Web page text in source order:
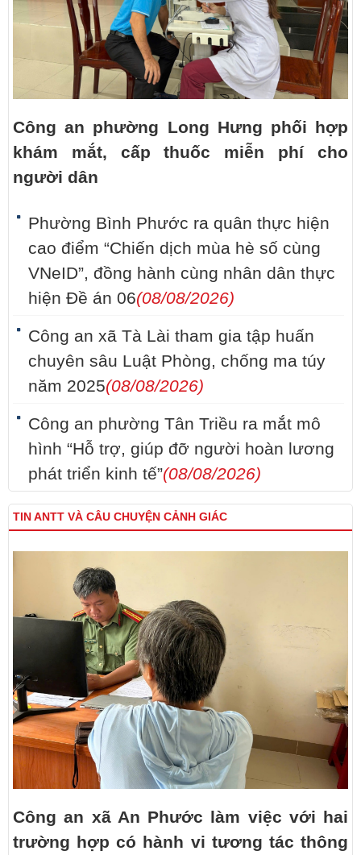
Công an phường Long Hưng phối hợp
khám mắt, cấp thuốc miễn phí cho
người dân
Phường Bình Phước ra quân thực hiện
cao điểm “Chiến dịch mùa hè số cùng
VNeID”, đồng hành cùng nhân dân thực
hiện Đề án 06(08/08/2026)
Công an xã Tà Lài tham gia tập huấn
chuyên sâu Luật Phòng, chống ma túy
năm 2025(08/08/2026)
Công an phường Tân Triều ra mắt mô
hình “Hỗ trợ, giúp đỡ người hoàn lương
phát triển kinh tế”(08/08/2026)
TIN ANTT VÀ CÂU CHUYỆN CẢNH GIÁC
Công an xã An Phước làm việc với hai
trường hợp có hành vi tương tác thông